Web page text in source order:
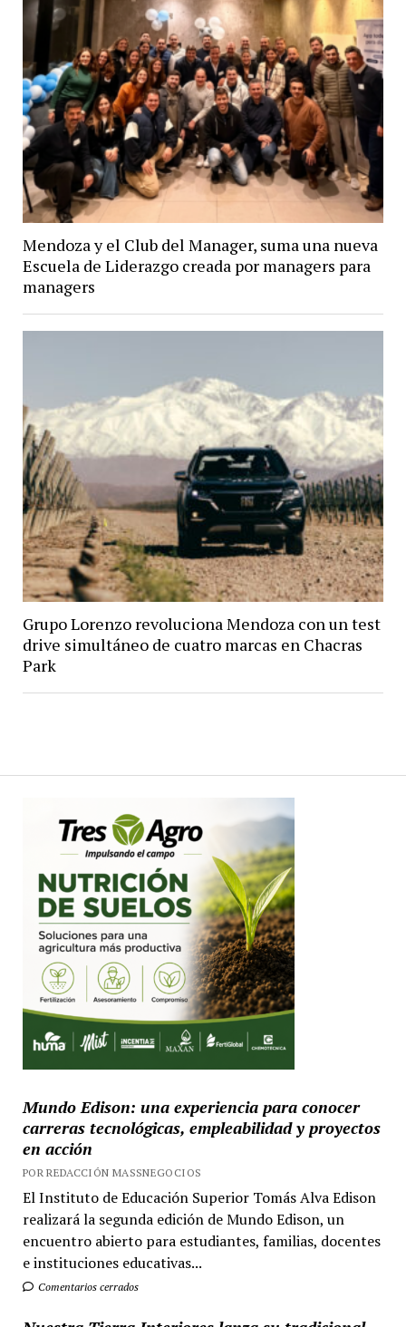
Mendoza y el Club del Manager, suma una nueva
Escuela de Liderazgo creada por managers para
managers
Grupo Lorenzo revoluciona Mendoza con un test
drive simultáneo de cuatro marcas en Chacras
Park
Mundo Edison: una experiencia para conocer
carreras tecnológicas, empleabilidad y proyectos
en acción
POR REDACCIÓN MASSNEGOCIOS
El Instituto de Educación Superior Tomás Alva Edison
realizará la segunda edición de Mundo Edison, un
encuentro abierto para estudiantes, familias, docentes
e instituciones educativas...
Comentarios cerrados